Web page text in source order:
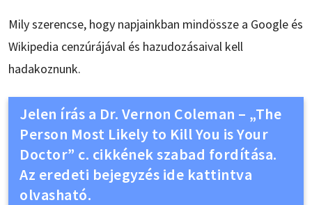
Mily szerencse, hogy napjainkban mindössze a Google és
Wikipedia cenzúrájával és hazudozásaival kell
hadakoznunk.
Jelen írás a Dr. Vernon Coleman – „The
Person Most Likely to Kill You is Your
Doctor” c. cikkének szabad fordítása.
Az eredeti bejegyzés ide kattintva
olvasható.